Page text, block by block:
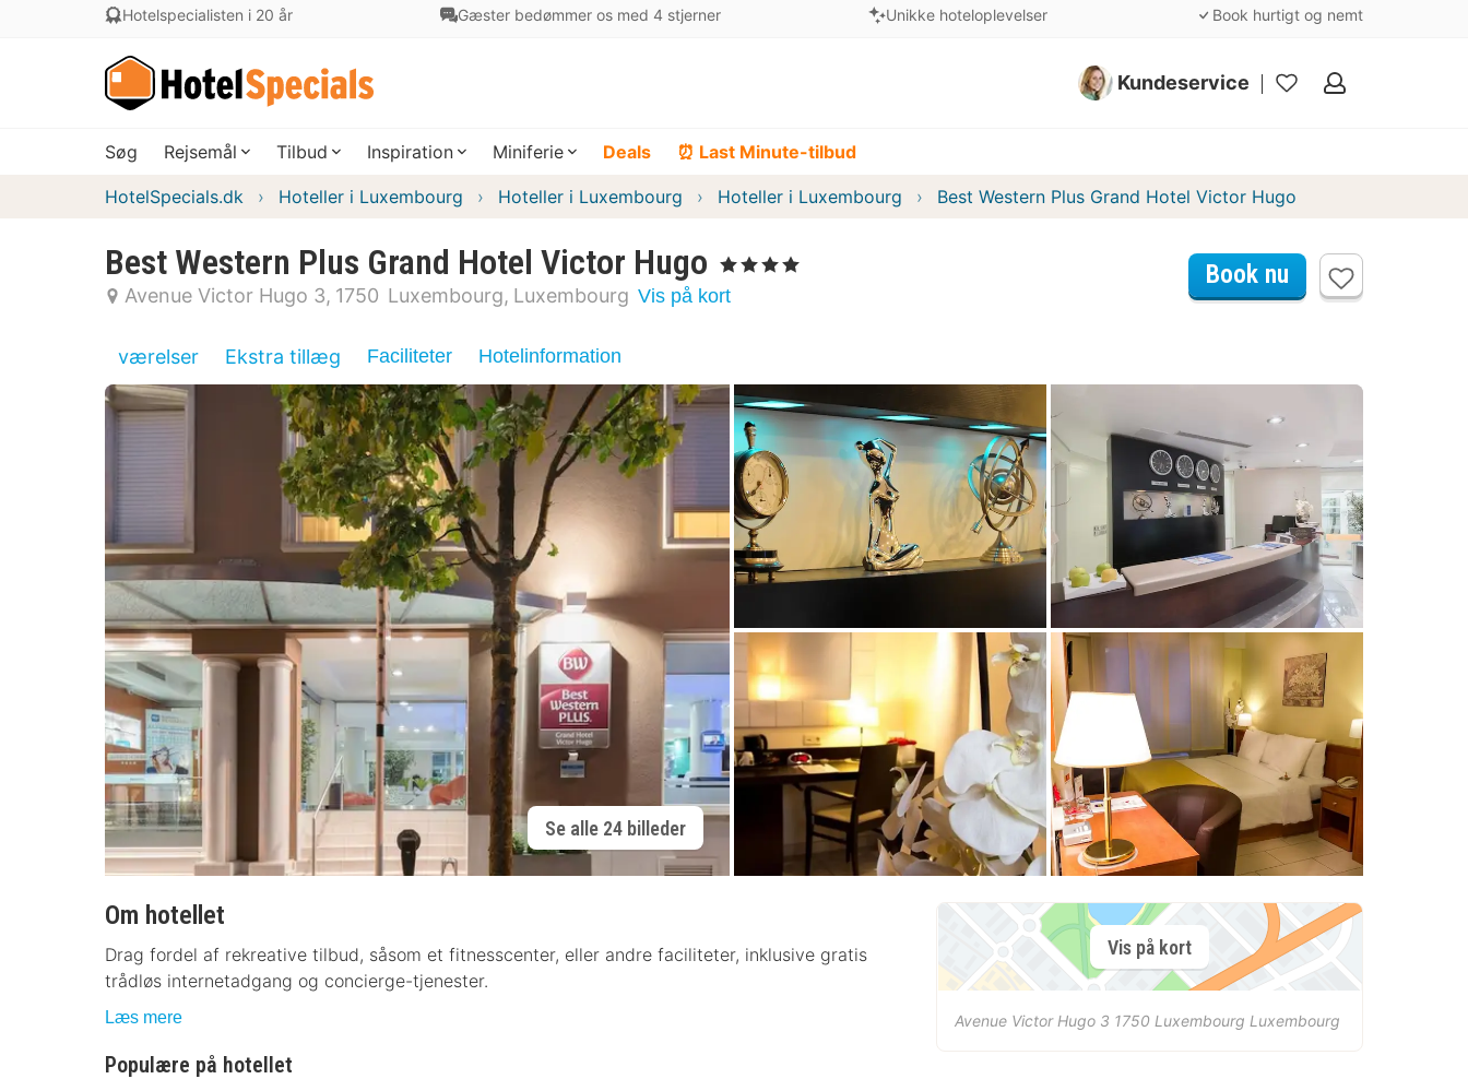
Hotelspecialisten i 20 år Gæster bedømmer os med 4 stjerner Unikke hoteloplevelser Book hurtigt og nemt
Kundeservice
Mine
Søg Rejsemål Tilbud Inspiration Miniferie Deals ⏰ Last Minute-tilbud
HotelSpecials.dk Hoteller i Luxembourg Hoteller i Luxembourg Hoteller i Luxembourg Best Western Plus Grand Hotel Victor Hugo
Best Western Plus Grand Hotel Victor Hugo , 4 Stjerner
Avenue Victor Hugo 3 1750 Luxembourg Luxembourg Vis på kort
Book nu
værelser Ekstra tillæg Faciliteter Hotelinformation
Se alle 24 billeder
Om hotellet
Drag fordel af rekreative tilbud, såsom et fitnesscenter, eller andre faciliteter, inklusive gratis
trådløs internetadgang og concierge-tjenester.
Læs mere
Populære på hotellet
Vis på kort
Avenue Victor Hugo 3 1750 Luxembourg Luxembourg